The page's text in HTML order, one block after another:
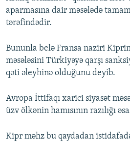
aparmasına dair məsələdə
tərəfindədir.
Bununla belə Fransa naziri
məsələsini Türkiyəyə qarşı
qəti əleyhinə olduğunu deyib.
Avropa İttifaqı xarici siyasət
üzv ölkənin hamısının razılığı
Kipr məhz bu qaydadan